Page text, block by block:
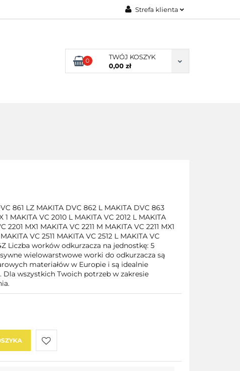
Strefa klienta
Zarejestruj się
Dodaj zgłoszenie
0
TWÓJ KOSZYK
0,00 zł
KLIENCI
861 LZ MAKITA DVC 862 L MAKITA DVC 863
1 MAKITA VC 2010 L MAKITA VC 2012 L MAKITA
MX1 MAKITA VC 2211 M MAKITA VC 2211 MX1
VC 2511 MAKITA VC 2512 L MAKITA VC
Liczba worków odkurzacza na jednostkę: 5
wielowarstwowe worki do odkurzacza są
materiałów w Europie i są idealnie
wszystkich Twoich potrzeb w zakresie
Do